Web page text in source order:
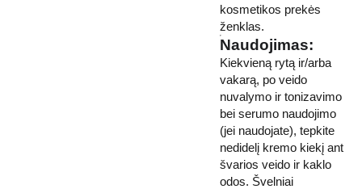
kosmetikos prekės
ženklas.
Naudojimas:
Kiekvieną rytą ir/arba
vakarą, po veido
nuvalymo ir tonizavimo
bei serumo naudojimo
(jei naudojate), tepkite
nedidelį kremo kiekį ant
švarios veido ir kaklo
odos. Švelniai